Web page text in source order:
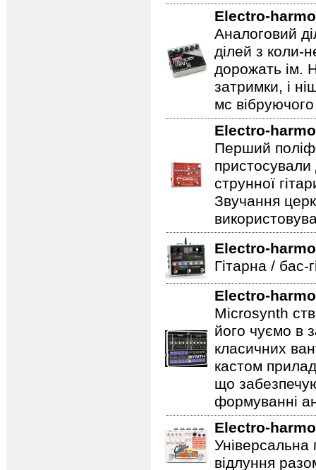
Electro-
Аналоговий
ділей з коли-
дорожать ім.
затримки, і
мс
Electro-
Перший
пристосували
струнної
Звучання
Electro-
Гітарна / бас-
Electro-
Microsynth
його чуємо в
класичних
кастом
що
формуванні
Electro-
Універсальна
відлуння